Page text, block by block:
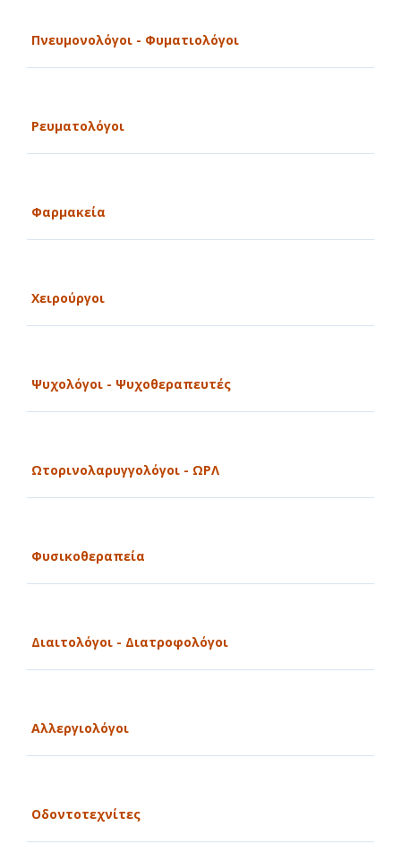
Πνευμονολόγοι - Φυματιολόγοι
Ρευματολόγοι
Φαρμακεία
Χειρούργοι
Ψυχολόγοι - Ψυχοθεραπευτές
Ωτορινολαρυγγολόγοι - ΩΡΛ
Φυσικοθεραπεία
Διαιτολόγοι - Διατροφολόγοι
Αλλεργιολόγοι
Οδοντοτεχνίτες